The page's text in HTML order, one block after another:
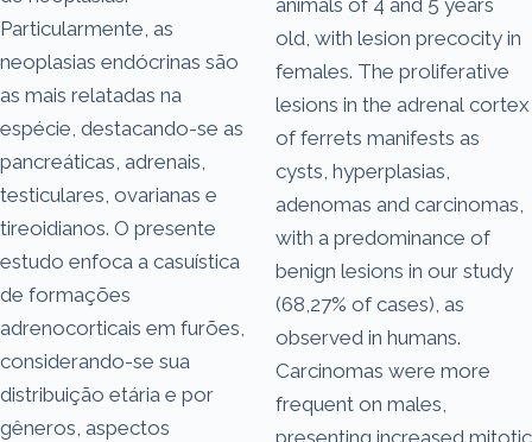
Particularmente, as
neoplasias endócrinas são
as mais relatadas na
espécie, destacando-se as
pancreáticas, adrenais,
testiculares, ovarianas e
tireoidianos. O presente
estudo enfoca a casuística
de formações
adrenocorticais em furões,
considerando-se sua
distribuição etária e por
gêneros, aspectos
old, with lesion precocity in
females. The proliferative
lesions in the adrenal cortex
of ferrets manifests as
cysts, hyperplasias,
adenomas and carcinomas,
with a predominance of
benign lesions in our study
(68,27% of cases), as
observed in humans.
Carcinomas were more
frequent on males,
presenting increased mitotic